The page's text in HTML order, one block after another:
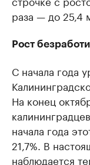
раза — до 25,4
Рост
С начала года
На конец
начала года
21,7%. В
наблюдается